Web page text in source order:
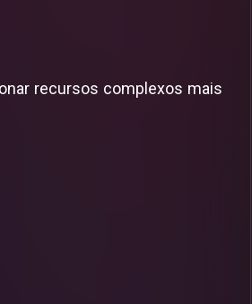
recursos complexos mais